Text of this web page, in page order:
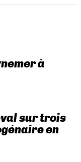
à
sur trois
en